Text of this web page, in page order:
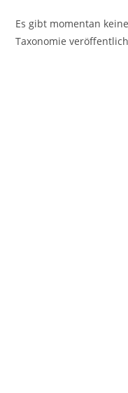
Es gibt momentan
Taxonomie